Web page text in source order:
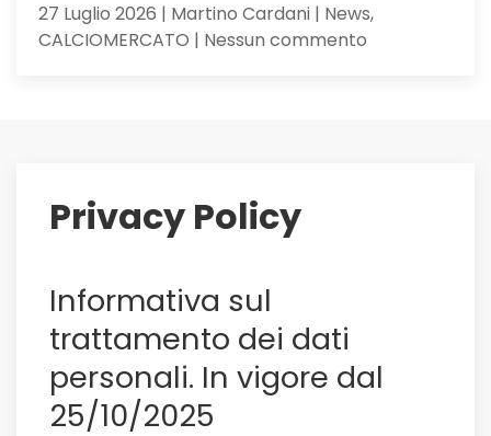
27 Luglio 2026 | Martino Cardani | News,
CALCIOMERCATO | Nessun commento
Privacy Policy
Informativa sul
trattamento dei dati
personali. In vigore dal
25/10/2025